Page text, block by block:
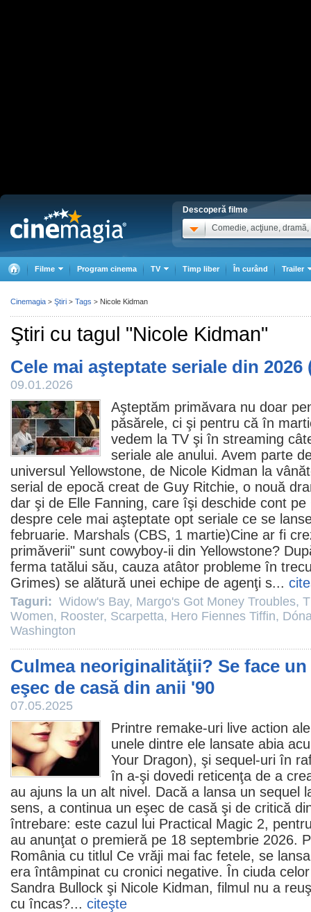
Descoperă filme
Comedie, acţiune, dramă,
Filme Program cinema TV Timp liber În curând Trailer
Ştiri cu tagul "Nicole Kidman"
Cele mai aşteptate seriale din 2026
09.01.2026
Aşteptăm primăvara nu doar
păsărele, ci şi pentru că în
vedem la TV şi în streaming
seriale ale anului. Avem parte
universul Yellowstone, de Nicole Kidman la
serial de epocă creat de Guy Ritchie, o nouă
dar şi de Elle Fanning, care îşi deschide cont
despre cele mai aşteptate opt seriale ce se
februarie. Marshals (CBS, 1 martie)Cine ar fi
primăverii" sunt cowyboy-ii din Yellowstone?
ferma tatălui său, cauza atâtor probleme în
Grimes) se alătură unei echipe de agenţi s...
Taguri: Widow's Bay, Margo's Got Money Troubles,
Women, Rooster, Scarpetta, Hero Fiennes Tiffin,
Washington
Culmea neoriginalităţii? Se face
eşec de casă din anii '90
07.05.2025
Printre remake-uri live action
unele dintre ele lansate abia
Your Dragon), şi sequel-uri în
în a-şi dovedi reticenţa de a
au ajuns la un alt nivel. Dacă a lansa un sequel
sens, a continua un eşec de casă şi de critică
întrebare: este cazul lui Practical Magic 2,
au anunţat o premieră pe 18 septembrie 2026.
România cu titlul Ce vrăji mai fac fetele, se
era întâmpinat cu cronici negative. În ciuda
Sandra Bullock şi Nicole Kidman, filmul nu a
cu încas?... citeşte
Cinemagia > Ştiri > Tags > Nicole Kidman